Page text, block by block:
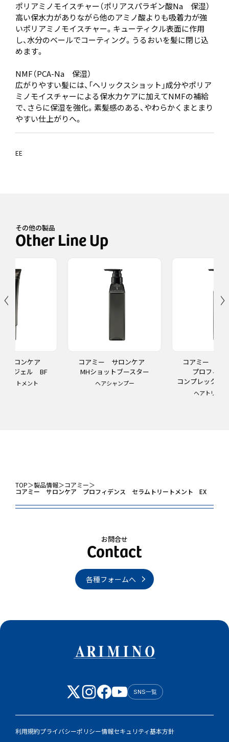
ポリアミノモイスチャー（ポリアスパラギン酸Na 保湿）
高い保水力がありながら他のアミノ酸よりも吸着力が強
いポリアミノモイスチャー。キューティクル表面に作用
し、水分のベールでコーティング。うるおいを髪に閉じ込
めます。
NMF（PCA-Na 保湿）
広がりやすい髪には、「ヘリックスショット」成分やポリア
ミノモイスチャーによる保水力ケアに加えてNMFの補給
で、さらに保湿を強化。素髪感のある、やわらかくまとまり
やすい仕上がりへ。
EE
その他の製品
サロンケア
ー ジェル BF
リートメント
コアミー サロンケア
MHショットブースター
ヘアシャンプー
コアミー サ
プロフィ
コンプレックス
ヘアトリー
TOP＞製品情報＞コアミー＞
コアミー サロンケア プロフィデンス セラムトリートメント EX
お問合せ
各種フォームへ
SNS一覧
利用規約プライバシーポリシー情報セキュリティ基本方針